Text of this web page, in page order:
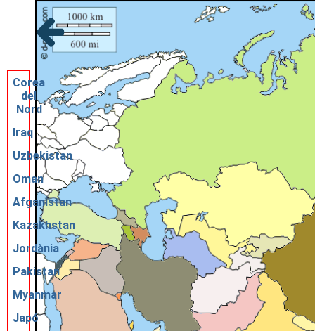
Corea
del
Nord
Iraq
Uzbekistan
Oman
Afganistan
Kazakhstan
Jordània
Pakistan
Myanmar
Japó